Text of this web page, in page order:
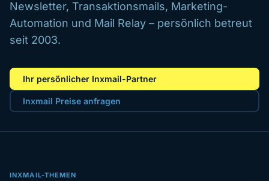
Newsletter, Transaktionsmails, Marketing-
Automation und Mail Relay – persönlich betreut
seit 2003.
Ihr persönlicher Inxmail-Partner
Inxmail Preise anfragen
INXMAIL-THEMEN